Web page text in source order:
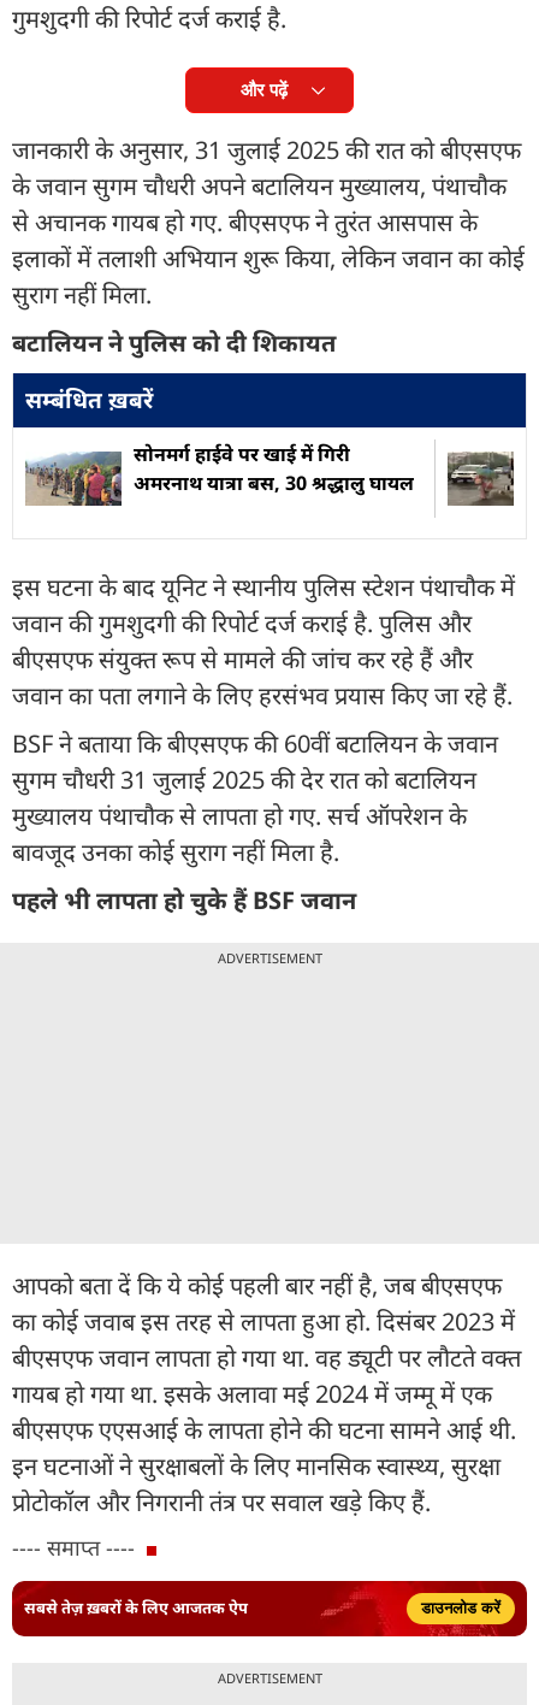
गुमशुदगी की रिपोर्ट दर्ज कराई है.
और पढ़ें
जानकारी के अनुसार, 31 जुलाई 2025 की रात को बीएसएफ
के जवान सुगम चौधरी अपने बटालियन मुख्यालय, पंथाचौक
से अचानक गायब हो गए. बीएसएफ ने तुरंत आसपास के
इलाकों में तलाशी अभियान शुरू किया, लेकिन जवान का कोई
सुराग नहीं मिला.
बटालियन ने पुलिस को दी शिकायत
सम्बंधित ख़बरें
सोनमर्ग हाईवे पर खाई में गिरी
अमरनाथ यात्रा बस, 30 श्रद्धालु घायल
इस घटना के बाद यूनिट ने स्थानीय पुलिस स्टेशन पंथाचौक में
जवान की गुमशुदगी की रिपोर्ट दर्ज कराई है. पुलिस और
बीएसएफ संयुक्त रूप से मामले की जांच कर रहे हैं और
जवान का पता लगाने के लिए हरसंभव प्रयास किए जा रहे हैं.
BSF ने बताया कि बीएसएफ की 60वीं बटालियन के जवान
सुगम चौधरी 31 जुलाई 2025 की देर रात को बटालियन
मुख्यालय पंथाचौक से लापता हो गए. सर्च ऑपरेशन के
बावजूद उनका कोई सुराग नहीं मिला है.
पहले भी लापता हो चुके हैं BSF जवान
ADVERTISEMENT
आपको बता दें कि ये कोई पहली बार नहीं है, जब बीएसएफ
का कोई जवाब इस तरह से लापता हुआ हो. दिसंबर 2023 में
बीएसएफ जवान लापता हो गया था. वह ड्यूटी पर लौटते वक्त
गायब हो गया था. इसके अलावा मई 2024 में जम्मू में एक
बीएसएफ एएसआई के लापता होने की घटना सामने आई थी.
इन घटनाओं ने सुरक्षाबलों के लिए मानसिक स्वास्थ्य, सुरक्षा
प्रोटोकॉल और निगरानी तंत्र पर सवाल खड़े किए हैं.
---- समाप्त ----
सबसे तेज़ ख़बरों के लिए आजतक ऐप डाउनलोड करें
ADVERTISEMENT